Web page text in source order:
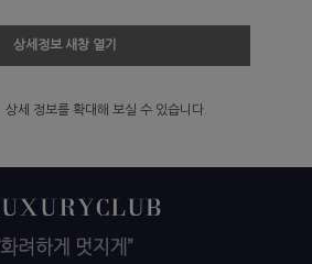
상세정보 새창 열기
상세 정보를 확대해 보실 수 있습니다.